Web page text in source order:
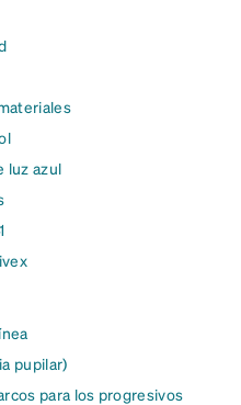
luz azul
pupilar)
para los progresivos